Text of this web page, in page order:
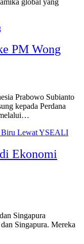
PM Wong
Prabowo Subianto
kepada Perdana
Ekonomi
Singapura
Singapura. Mereka